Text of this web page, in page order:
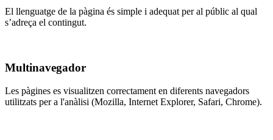
El llenguatge de la pàgina és simple i adequat per al públic al qual
s’adreça el contingut.
Multinavegador
Les pàgines es visualitzen correctament en diferents navegadors
utilitzats per a l'anàlisi (Mozilla, Internet Explorer, Safari, Chrome).